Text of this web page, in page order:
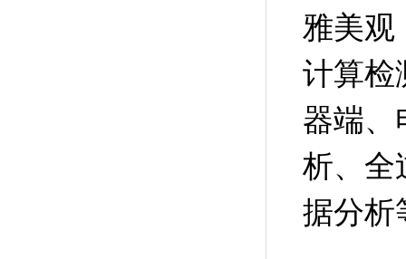
雅美观
计算检
器端、
析、全
据分析